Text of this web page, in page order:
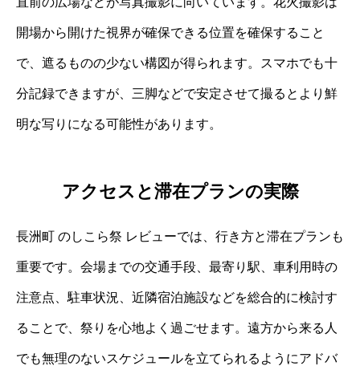
開場から開けた視界が確保できる位置を確保すること
で、遮るものの少ない構図が得られます。スマホでも十
分記録できますが、三脚などで安定させて撮るとより鮮
明な写りになる可能性があります。
アクセスと滞在プランの実際
長洲町 のしこら祭 レビューでは、行き方と滞在プランも
重要です。会場までの交通手段、最寄り駅、車利用時の
注意点、駐車状況、近隣宿泊施設などを総合的に検討す
ることで、祭りを心地よく過ごせます。遠方から来る人
でも無理のないスケジュールを立てられるようにアドバ